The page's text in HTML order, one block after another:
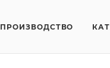
ПРОИЗВОДСТВО